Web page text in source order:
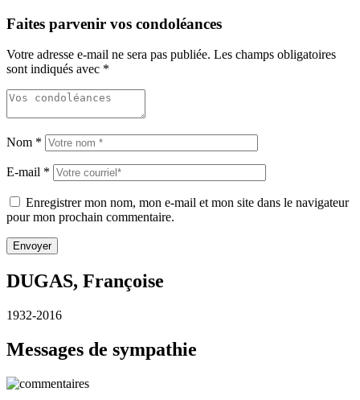
Faites parvenir vos condoléances
Votre adresse e-mail ne sera pas publiée. Les champs obligatoires
sont indiqués avec *
Nom *
E-mail *
Enregistrer mon nom, mon e-mail et mon site dans le navigateur
pour mon prochain commentaire.
DUGAS, Françoise
1932-2016
Messages de sympathie